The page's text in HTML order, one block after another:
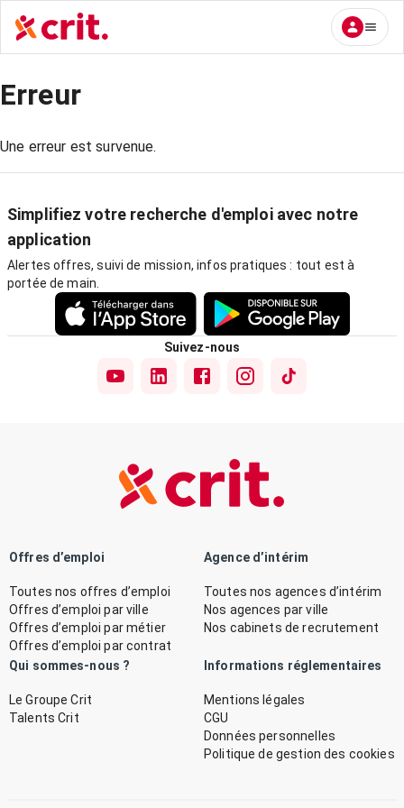
Erreur
Une erreur est survenue.
Simplifiez votre recherche d'emploi avec notre
application
Alertes offres, suivi de mission, infos pratiques : tout est à
portée de main.
Suivez-nous
Offres d’emploi
Toutes nos offres d’emploi
Offres d’emploi par ville
Offres d’emploi par métier
Offres d’emploi par contrat
Agence d’intérim
Toutes nos agences d’intérim
Nos agences par ville
Nos cabinets de recrutement
Qui sommes-nous ?
Le Groupe Crit
Talents Crit
Informations réglementaires
Mentions légales
CGU
Données personnelles
Politique de gestion des cookies